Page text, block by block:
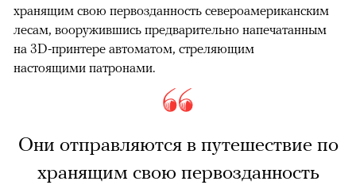
хранящим свою первозданность североамериканским
лесам, вооружившись предварительно напечатанным
на 3D-принтере автоматом, стреляющим
настоящими патронами.
Они отправляются в путешествие по
хранящим свою первозданность